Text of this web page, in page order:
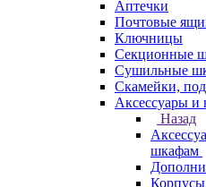
Аптечки
Почтовые
Ключницы
Секционные
Сушильные
Скамейки,
Аксессуары
Назад
шкафам